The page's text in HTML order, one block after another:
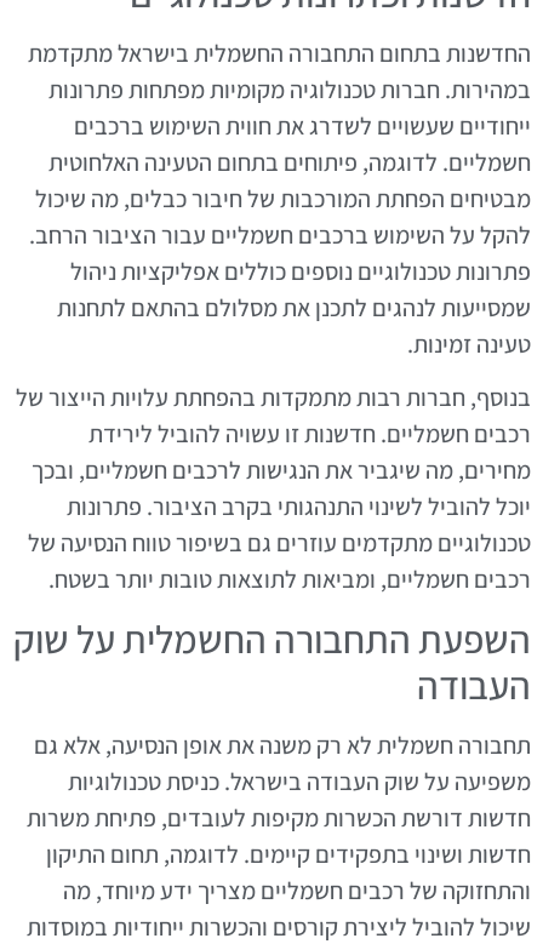
החדשנות בתחום התחבורה החשמלית בישראל מתקדמת
במהירות. חברות טכנולוגיה מקומיות מפתחות פתרונות
ייחודיים שעשויים לשדרג את חווית השימוש ברכבים
חשמליים. לדוגמה, פיתוחים בתחום הטעינה האלחוטית
מבטיחים הפחתת המורכבות של חיבור כבלים, מה שיכול
להקל על השימוש ברכבים חשמליים עבור הציבור הרחב.
פתרונות טכנולוגיים נוספים כוללים אפליקציות ניהול
שמסייעות לנהגים לתכנן את מסלולם בהתאם לתחנות
טעינה זמינות.
בנוסף, חברות רבות מתמקדות בהפחתת עלויות הייצור של
רכבים חשמליים. חדשנות זו עשויה להוביל לירידת
מחירים, מה שיגביר את הנגישות לרכבים חשמליים, ובכך
יוכל להוביל לשינוי התנהגותי בקרב הציבור. פתרונות
טכנולוגיים מתקדמים עוזרים גם בשיפור טווח הנסיעה של
רכבים חשמליים, ומביאות לתוצאות טובות יותר בשטח.
השפעת התחבורה החשמלית על שוק
העבודה
תחבורה חשמלית לא רק משנה את אופן הנסיעה, אלא גם
משפיעה על שוק העבודה בישראל. כניסת טכנולוגיות
חדשות דורשת הכשרות מקיפות לעובדים, פתיחת משרות
חדשות ושינוי בתפקידים קיימים. לדוגמה, תחום התיקון
והתחזוקה של רכבים חשמליים מצריך ידע מיוחד, מה
שיכול להוביל ליצירת קורסים והכשרות ייחודיות במוסדות